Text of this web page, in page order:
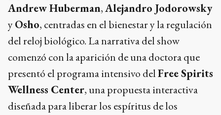
Andrew Huberman,Alejandro Jodorowsky
yOsho, centradas en el bienestar y la regulación
del reloj biológico. La narrativa del show
comenzó con la aparición de una doctora que
presentó el programa intensivo delFree Spirits
Wellness Center, una propuesta interactiva
diseñada para liberar los espíritus de los